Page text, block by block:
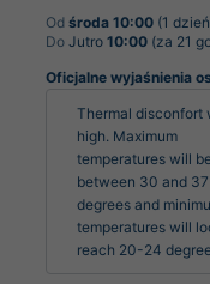
Od środa 10:00 (1
Do Jutro 10:00 (za 21
Oficjalne wyjaśnienia
Thermal disconfort
high. Maximum
temperatures will
between 30 and 37
degrees and
temperatures will
reach 20-24